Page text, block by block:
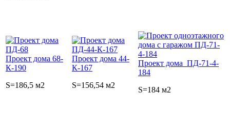
Проект дома 68-
К-190
S=186,5 м2
Проект дома 44-
К-167
S=156,54 м2
Проект дома ПД-71-4-
184
S=184 м2